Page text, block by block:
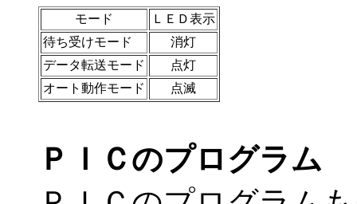
モード
ＬＥＤ表示
待ち受けモード
消灯
データ転送モード
点灯
オート動作モード
点滅
ＰＩＣのプログラム